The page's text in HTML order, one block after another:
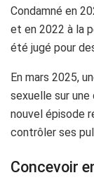
Condamné en
et en 2022 à la
été jugé pour
En mars 2025,
sexuelle sur une
nouvel épisode
contrôler ses
Concevoir